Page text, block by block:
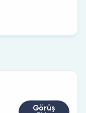
Görüş